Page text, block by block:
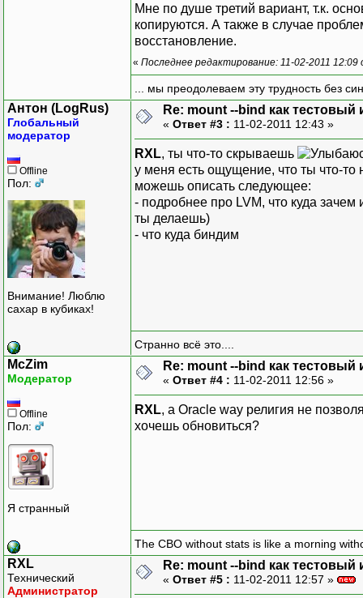
Мне по душе третий вариант, т.к.
копируются. А также в случае
восстановление.
« Последнее редактирование: 11-02-2011 12:09
... мы преодолеваем эту трудность без
Антон (LogRus)
Глобальный
модератор
Offline
Пол:
Внимание! Люблю
сахар в кубиках!
Re: mount --bind как
« Ответ #3 : 11-02-2011 12:43 »
RXL, ты что-то скрываешь
у меня есть ощущение, что ты что-то
можешь описать следующее:
- подробнее про LVM, что куда зачем
ты делаешь)
- что куда биндим
Странно всё это....
McZim
Модератор
Offline
Пол:
Я странный
Re: mount --bind как
« Ответ #4 : 11-02-2011 12:56 »
RXL, а Oracle way религия не
хочешь обновиться?
The CBO without stats is like a morning
RXL
Технический
Администратор
Re: mount --bind как
« Ответ #5 : 11-02-2011 12:57 »